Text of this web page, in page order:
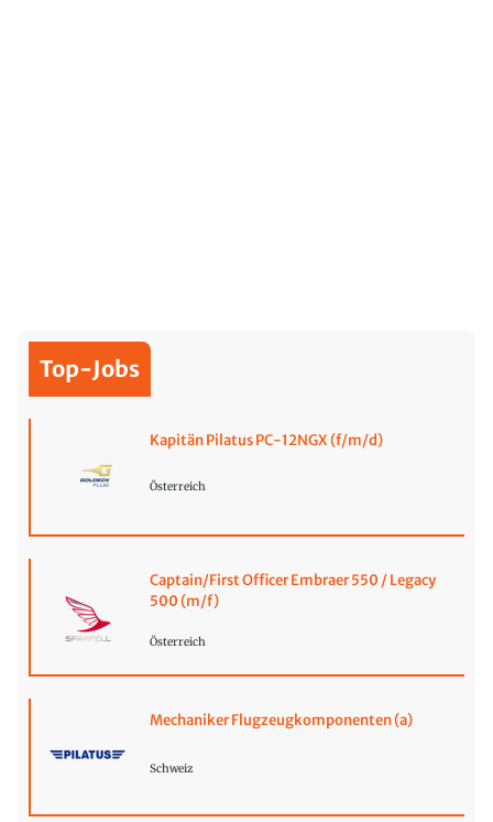
Top-Jobs
Kapitän Pilatus PC-12NGX (f/m/d)
Österreich
Captain/First Officer Embraer 550 / Legacy
500 (m/f)
Österreich
Mechaniker Flugzeugkomponenten (a)
Schweiz